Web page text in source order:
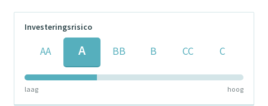
Investeringsrisico
AA A BB B CC C
laag hoog